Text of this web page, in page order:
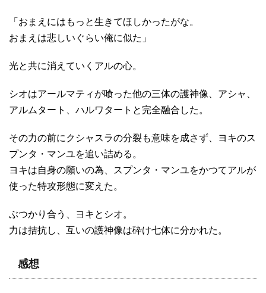
「おまえにはもっと生きてほしかったがな。
おまえは悲しいぐらい俺に似た」
光と共に消えていくアルの心。
シオはアールマティが喰った他の三体の護神像、アシャ、
アルムタート、ハルワタートと完全融合した。
その力の前にクシャスラの分裂も意味を成さず、ヨキのス
プンタ・マンユを追い詰める。
ヨキは自身の願いの為、スプンタ・マンユをかつてアルが
使った特攻形態に変えた。
ぶつかり合う、ヨキとシオ。
力は拮抗し、互いの護神像は砕け七体に分かれた。
感想